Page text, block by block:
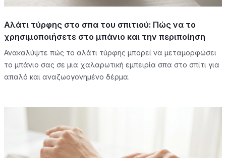
Αλάτι τύρφης στο σπα του σπιτιού: Πώς να το
χρησιμοποιήσετε στο μπάνιο και την περιποίηση
Ανακαλύψτε πώς το αλάτι τύρφης μπορεί να μεταμορφώσει
το μπάνιο σας σε μια χαλαρωτική εμπειρία σπα στο σπίτι για
απαλό και αναζωογονημένο δέρμα.